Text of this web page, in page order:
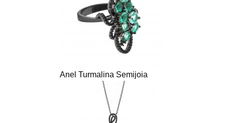
Anel Turmalina Semijoia